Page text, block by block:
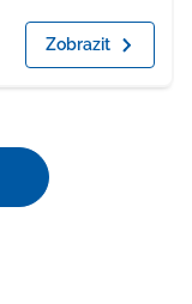
Zobrazit